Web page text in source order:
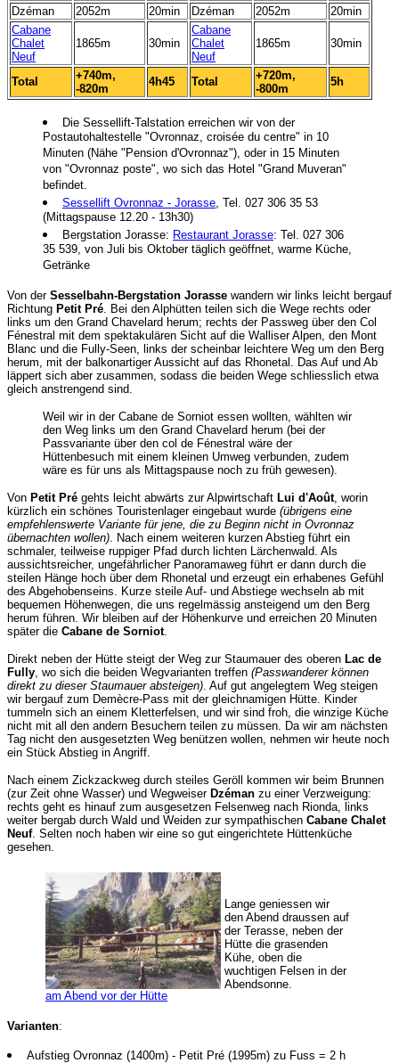
Dzéman
2052m 20min Dzéman 2052m
20min
Cabane
Chalet
Neuf
1865m 30min
Cabane
Chalet
Neuf
1865m 30min
Total
+740m,
-820m
4h45 Total
+720m,
-800m
5h
Die Sessellift-Talstation erreichen wir von der
Postautohaltestelle "Ovronnaz, croisée du centre" in 10
Minuten (Nähe "Pension d'Ovronnaz"), oder in 15 Minuten
von "Ovronnaz poste", wo sich das Hotel "Grand Muveran"
befindet.
Sessellift Ovronnaz - Jorasse , Tel. 027 306 35 53
(Mittagspause 12.20 - 13h30)
Bergstation Jorasse: Restaurant Jorasse: Tel. 027 306
35 539, von Juli bis Oktober täglich geöffnet, warme Küche,
Getränke
Von der Sesselbahn-Bergstation Jorasse wandern wir links leicht bergauf
Richtung Petit Pré . Bei den Alphütten teilen sich die Wege rechts oder
links um den Grand Chavelard herum; rechts der Passweg über den Col
Fénestral mit dem spektakulären Sicht auf die Walliser Alpen, den Mont
Blanc und die Fully-Seen, links der scheinbar leichtere Weg um den Berg
herum, mit der balkonartiger Aussicht auf das Rhonetal. Das Auf und Ab
läppert sich aber zusammen, sodass die beiden Wege schliesslich etwa
gleich anstrengend sind.
Weil wir in der Cabane de Sorniot essen wollten, wählten wir
den Weg links um den Grand Chavelard herum (bei der
Passvariante über den col de Fénestral wäre der
Hüttenbesuch mit einem kleinen Umweg verbunden, zudem
wäre es für uns als Mittagspause noch zu früh gewesen).
Von Petit Pré gehts leicht abwärts zur Alpwirtschaft Lui d'Août, worin
kürzlich ein schönes Touristenlager eingebaut wurde (übrigens eine
empfehlenswerte Variante für jene, die zu Beginn nicht in Ovronnaz
übernachten wollen) . Nach einem weiteren kurzen Abstieg führt ein
schmaler, teilweise ruppiger Pfad durch lichten Lärchenwald. Als
aussichtsreicher, ungefährlicher Panoramaweg führt er dann durch die
steilen Hänge hoch über dem Rhonetal und erzeugt ein erhabenes Gefühl
des Abgehobenseins. Kurze steile Auf- und Abstiege wechseln ab mit
bequemen Höhenwegen, die uns regelmässig ansteigend um den Berg
herum führen. Wir bleiben auf der Höhenkurve und erreichen 20 Minuten
später die Cabane de Sorniot.
Direkt neben der Hütte steigt der Weg zur Staumauer des oberen Lac de
Fully , wo sich die beiden Wegvarianten treffen (Passwanderer können
direkt zu dieser Staumauer absteigen) . Auf gut angelegtem Weg steigen
wir bergauf zum Demècre-Pass mit der gleichnamigen Hütte. Kinder
tummeln sich an einem Kletterfelsen, und wir sind froh, die winzige Küche
nicht mit all den andern Besuchern teilen zu müssen. Da wir am nächsten
Tag nicht den ausgesetzten Weg benützen wollen, nehmen wir heute noch
ein Stück Abstieg in Angriff.
Nach einem Zickzackweg durch steiles Geröll kommen wir beim Brunnen
(zur Zeit ohne Wasser) und Wegweiser Dzéman zu einer Verzweigung:
rechts geht es hinauf zum ausgesetzen Felsenweg nach Rionda, links
weiter bergab durch Wald und Weiden zur sympathischen Cabane Chalet
Neuf. Selten noch haben wir eine so gut eingerichtete Hüttenküche
gesehen.
am Abend vor der Hütte
Lange geniessen wir
den Abend draussen auf
der Terasse, neben der
Hütte die grasenden
Kühe, oben die
wuchtigen Felsen in der
Abendsonne.
Varianten:
Aufstieg Ovronnaz (1400m) - Petit Pré (1995m) zu Fuss = 2 h